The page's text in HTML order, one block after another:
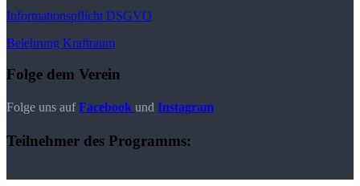
Informationspflicht DSGVO
Belehrung Kraftraum
Folge dem Verein
Folge uns aufFacebook und Instagram
Teilnehmer des Programms: